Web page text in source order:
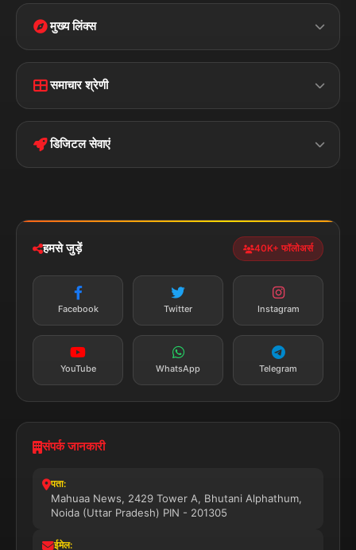
मुख्य लिंक्स
Disclaimer
Terms &
Privacy Policy
समाचार श्रेणी
पॉलिटिकल झारखण्ड
डिजिटल सेवाएं
न्यूज़ अलर्ट
सब्सक्राइब करें
हमसे जुड़ें 40K+ फॉलोअर्स
Facebook Twitter Instagram
YouTube WhatsApp Telegram
संपर्क जानकारी
पता:
Mahuaa News, 2429 Tower A, Bhutani Alphathum,
Noida (Uttar Pradesh) PIN - 201305
ईमेल: